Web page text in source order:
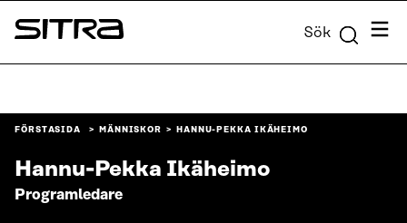
Skip to
content
Sitra Sök Meny
FÖRSTASIDA MÄNNISKOR HANNU-PEKKA IKÄHEIMO
Hannu-Pekka Ikäheimo
Programledare